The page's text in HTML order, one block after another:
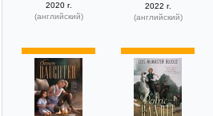
2020 г.
(английский)
2022 г.
(английский)